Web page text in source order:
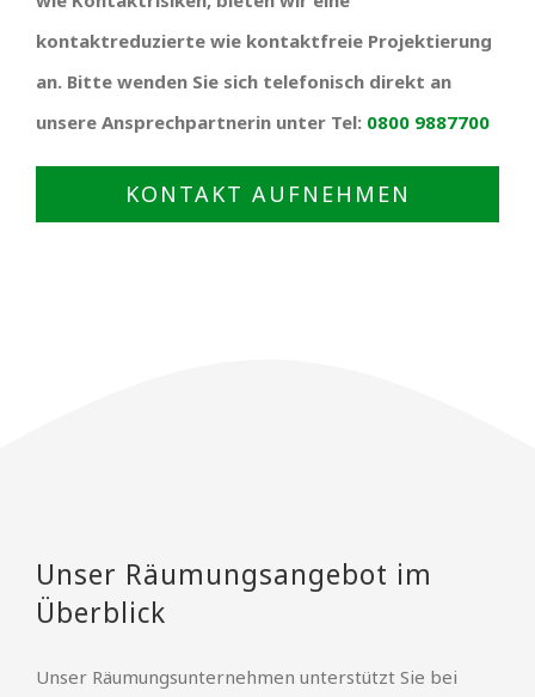
kontaktreduzierte wie kontaktfreie Projektierung
an. Bitte wenden Sie sich telefonisch direkt an
unsere Ansprechpartnerin unter Tel: 0800 9887700
KONTAKT AUFNEHMEN
Unser Räumungsangebot im
Überblick
Unser Räumungsunternehmen unterstützt Sie bei